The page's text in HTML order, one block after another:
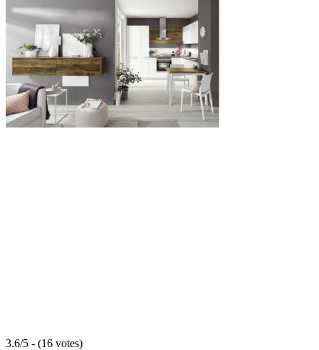
3.6/5 - (16 votes)